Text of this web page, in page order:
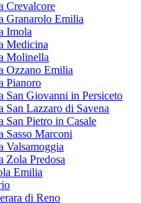
Crevalcore
Granarolo Emilia
Imola
Medicina
Molinella
Ozzano Emilia
Pianoro
San Giovanni in Persiceto
San Lazzaro di Savena
San Pietro in Casale
Sasso Marconi
Valsamoggia
Zola Predosa
Emilia
di Reno